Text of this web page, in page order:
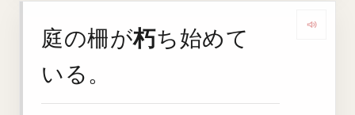
庭の柵が朽ち始めて
いる。